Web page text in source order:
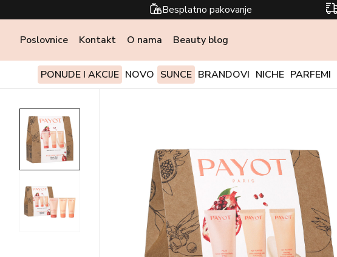
Besplatno pakovanje
Poslovnice Kontakt O nama Beauty blog
PONUDE I AKCIJE NOVO SUNCE BRANDOVI NICHE PARFEMI